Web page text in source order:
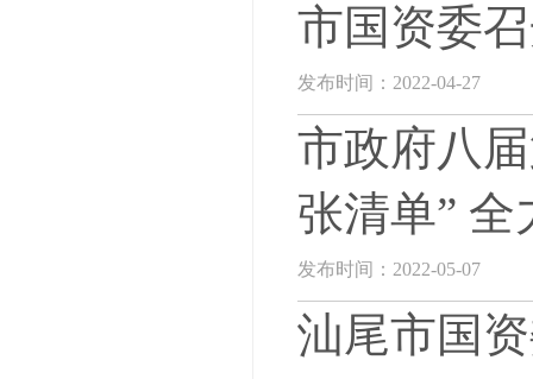
市国资委
发布时间：2022-04-27
市政府八
张清单”
发布时间：2022-05-07
汕尾市国